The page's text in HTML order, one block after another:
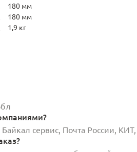
180 мм
180 мм
1,9 кг
сервис, Почта России,